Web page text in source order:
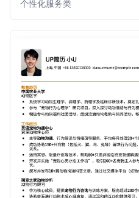
味追踪路径图，直观呈现寻回
或刚入行的训练师，旨在向宠
个性化服务类